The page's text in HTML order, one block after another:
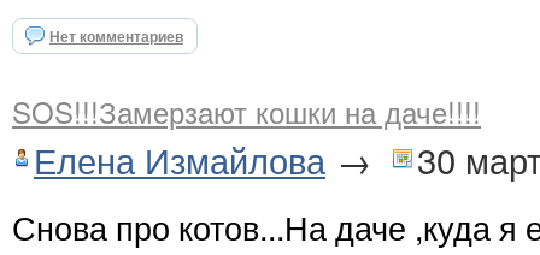
Нет комментариев
SOS!!!Замерзают кошки на даче!!!!
Елена Измайлова → 30
Снова про котов...На даче ,куда я